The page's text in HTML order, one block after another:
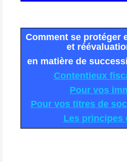
Comment se protéger
et
en matière de
Contentieux
Pour vos
Pour vos titres de
Les principes